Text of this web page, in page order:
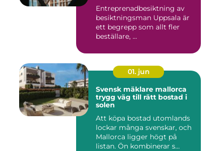
Entreprenadbesiktning av
besiktningsman Uppsala är
ett begrepp som allt fler
beställare, ...
01. jun
Svensk mäklare mallorca
trygg väg till rätt bostad i
solen
Att köpa bostad utomlands
lockar många svenskar, och
Mallorca ligger högt på
listan. Ön kombinerar s...